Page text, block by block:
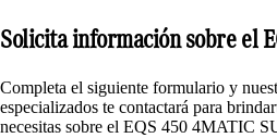
Solicita información sobre el
Completa el siguiente formulario y
especializados te contactará para
necesitas sobre el EQS 450 4MATIC